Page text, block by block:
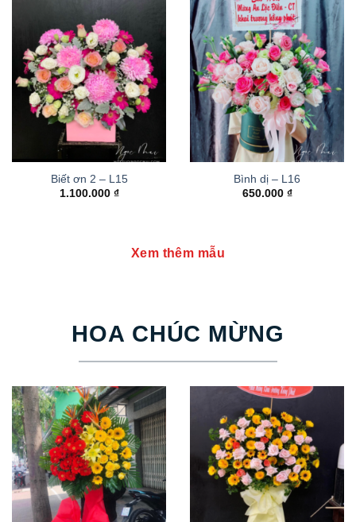
Biết ơn 2 – L15
1.100.000 ₫
Bình dị – L16
650.000 ₫
Xem thêm mẫu
HOA CHÚC MỪNG